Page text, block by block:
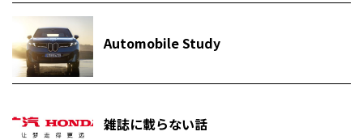
Automobile Study
雑誌に載らない話